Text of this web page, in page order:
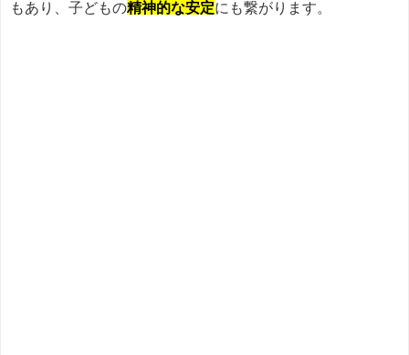
もあり、子どもの精神的な安定にも繋がります。